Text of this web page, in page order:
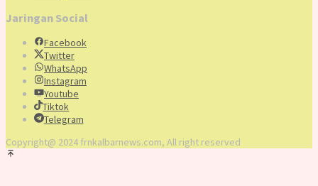
Jaringan Social
Facebook
Twitter
WhatsApp
Instagram
Youtube
Tiktok
Telegram
Copyright@ 2024 frnkalbarnews.com, All right reserved